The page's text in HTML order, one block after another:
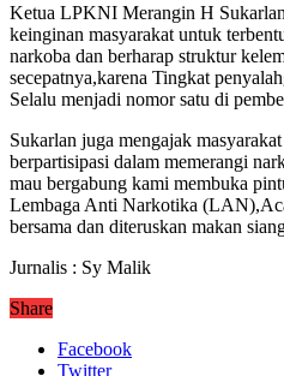
Ketua LPKNI Merangin H
keinginan masyarakat untuk
narkoba dan berharap struktur
secepatnya,karena Tingkat
Selalu menjadi nomor satu di
Sukarlan juga mengajak
berpartisipasi dalam memerangi
mau bergabung kami membuka
Lembaga Anti Narkotika
bersama dan diteruskan makan
Jurnalis : Sy Malik
Share
Facebook
Twitter